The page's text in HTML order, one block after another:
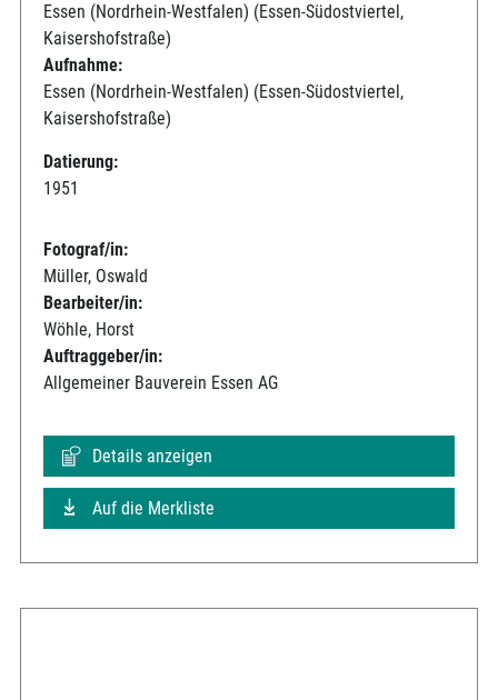
Essen (Nordrhein-Westfalen) (Essen-Südostviertel,
Kaisershofstraße)
Aufnahme:
Essen (Nordrhein-Westfalen) (Essen-Südostviertel,
Kaisershofstraße)
Datierung:
1951
Fotograf/in:
Müller, Oswald
Bearbeiter/in:
Wöhle, Horst
Auftraggeber/in:
Allgemeiner Bauverein Essen AG
Details anzeigen
Auf die Merkliste